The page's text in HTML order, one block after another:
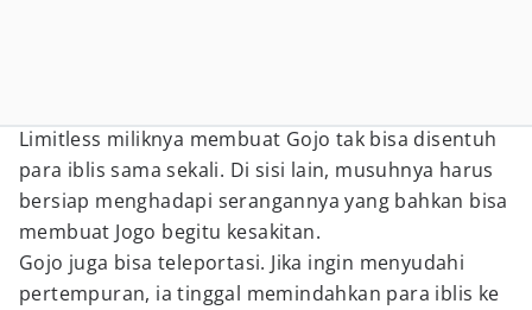
Limitless miliknya membuat Gojo tak bisa disentuh
para iblis sama sekali. Di sisi lain, musuhnya harus
bersiap menghadapi serangannya yang bahkan bisa
membuat Jogo begitu kesakitan.
Gojo juga bisa teleportasi. Jika ingin menyudahi
pertempuran, ia tinggal memindahkan para iblis ke